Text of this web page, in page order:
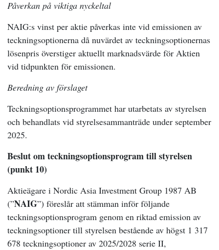
Påverkan på viktiga nyckeltal
NAIG:s vinst per aktie påverkas inte vid emissionen av
teckningsoptionerna då nuvärdet av teckningsoptionernas
lösenpris överstiger aktuellt marknadsvärde för Aktien
vid tidpunkten för emissionen.
Beredning av förslaget
Teckningsoptionsprogrammet har utarbetats av styrelsen
och behandlats vid styrelsesammanträde under september
2025.
Beslut om teckningsoptionsprogram till styrelsen
(punkt 10)
Aktieägare i Nordic Asia Investment Group 1987 AB
(”NAIG”) föreslår att stämman inför följande
teckningsoptionsprogram genom en riktad emission av
teckningsoptioner till styrelsen bestående av högst 1 317
678 teckningsoptioner av 2025/2028 serie II,